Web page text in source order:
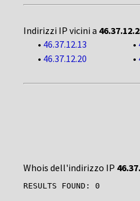
Indirizzi IP vicini a
• 46.37.12.13 •
• 46.37.12.20 •
Whois dell'indirizzo IP